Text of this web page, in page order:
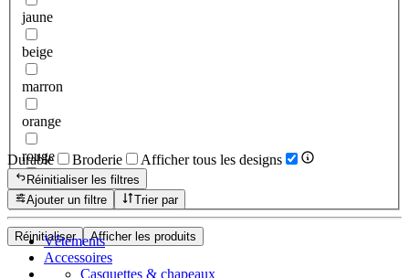
jaune
beige
marron
orange
rouge
rose
Réinitialiser Afficher les produits
Durable Broderie Afficher tous les designs
Réinitialiser les filtres
Ajouter un filtre
Trier par
Vêtements
Accessoires
Casquettes & chapeaux